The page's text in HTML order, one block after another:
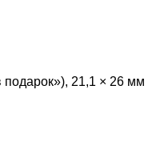
21,1 × 26 мм